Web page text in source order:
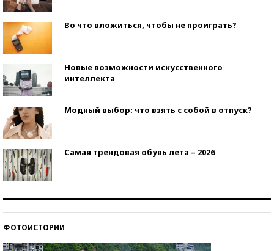
Во что вложиться, чтобы не проиграть?
Новые возможности искусственного
интеллекта
Модный выбор: что взять с собой в отпуск?
Самая трендовая обувь лета – 2026
ФОТОИСТОРИИ